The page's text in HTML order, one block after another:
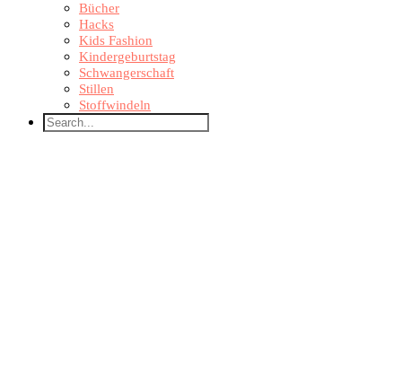
Bücher
Hacks
Kids Fashion
Kindergeburtstag
Schwangerschaft
Stillen
Stoffwindeln